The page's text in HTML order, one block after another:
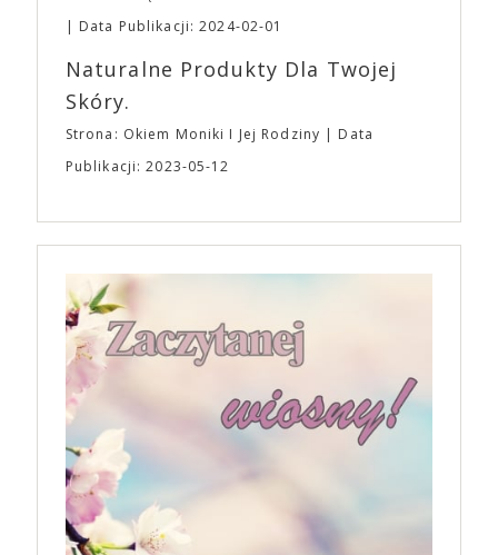
Data Publikacji: 2024-02-01
Naturalne Produkty Dla Twojej
Skóry.
Strona: Okiem Moniki I Jej Rodziny
Data
Publikacji: 2023-05-12